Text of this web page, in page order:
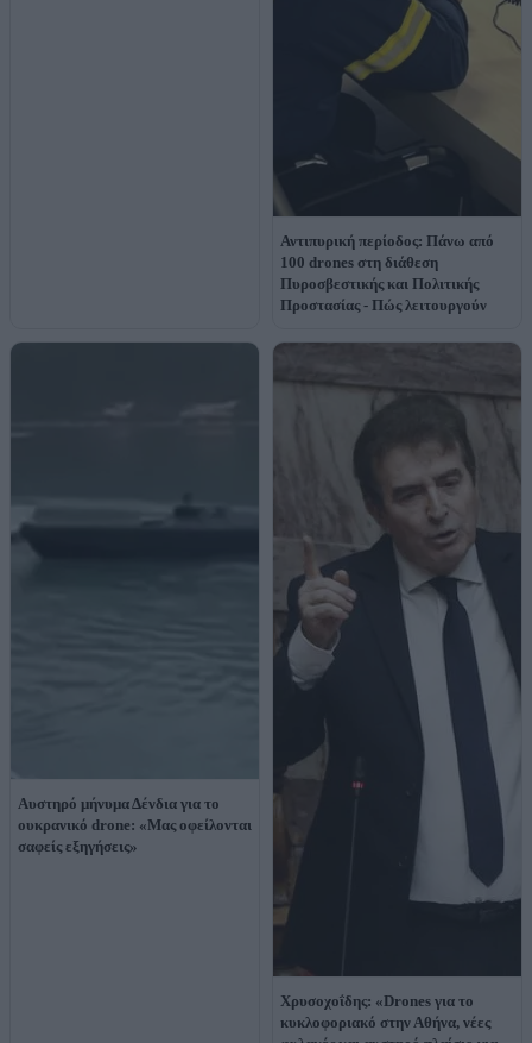
Αντιπυρική περίοδος: Πάνω από
100 drones στη διάθεση
Πυροσβεστικής και Πολιτικής
Προστασίας - Πώς λειτουργούν
Αυστηρό μήνυμα Δένδια για το
ουκρανικό drone: «Μας οφείλονται
σαφείς εξηγήσεις»
Χρυσοχοΐδης: «Drones για το
κυκλοφοριακό στην Αθήνα, νέες